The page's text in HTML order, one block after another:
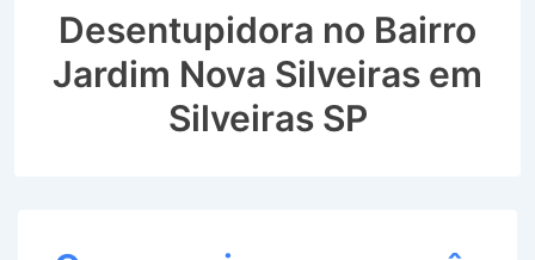
Desentupidora no Bairro
Jardim Nova Silveiras em
Silveiras SP